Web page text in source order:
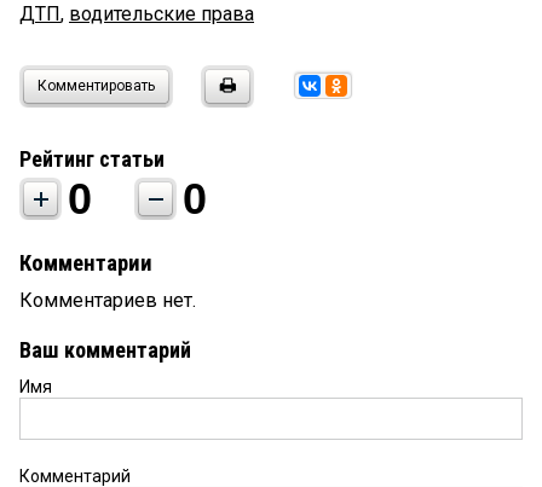
ДТП, водительские права
Комментировать
Рейтинг статьи
0 0
Комментарии
Комментариев нет.
Ваш комментарий
Имя
Комментарий